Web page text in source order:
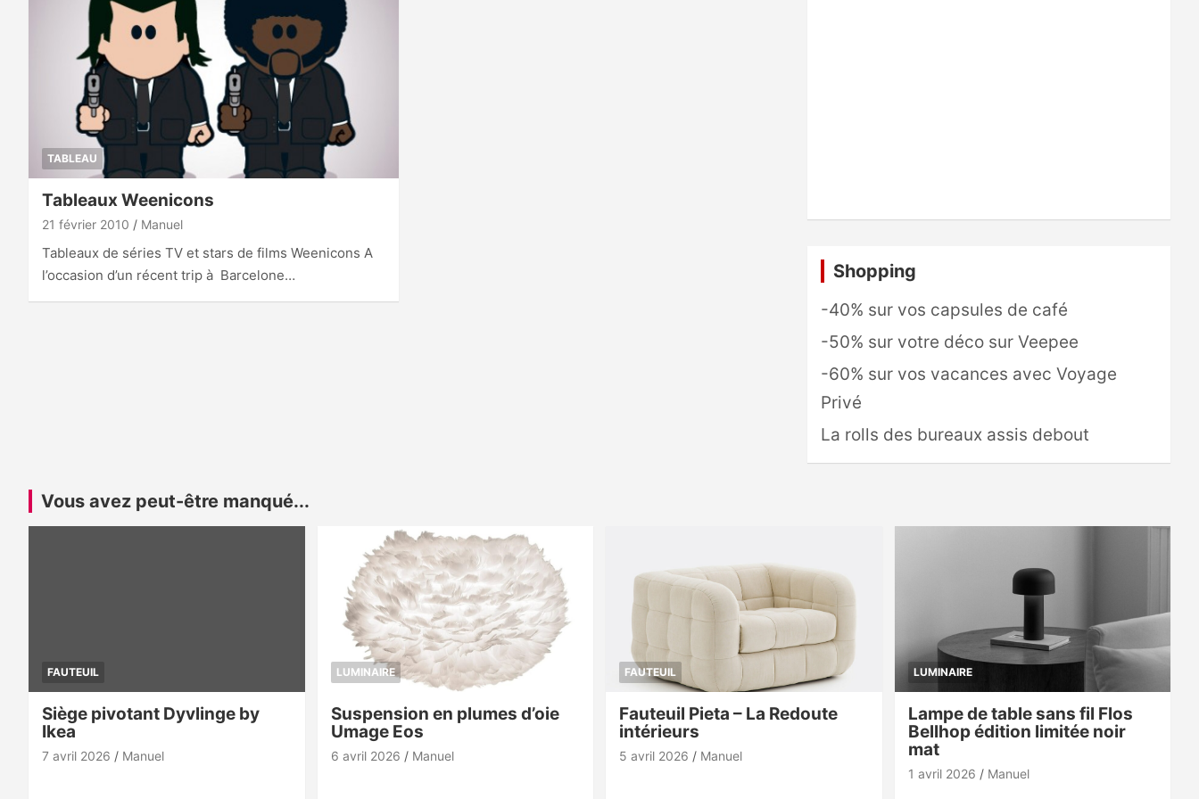
TABLEAU
Tableaux Weenicons
21 février 2010 Manuel
Tableaux de séries TV et stars de films Weenicons A
l’occasion d’un récent trip à Barcelone…
Shopping
-40% sur vos capsules de café
-50% sur votre déco sur Veepee
-60% sur vos vacances avec Voyage
Privé
La rolls des bureaux assis debout
Vous avez peut-être manqué...
FAUTEUIL
Siège pivotant Dyvlinge by
Ikea
7 avril 2026 Manuel
LUMINAIRE
Suspension en plumes d’oie
Umage Eos
6 avril 2026 Manuel
FAUTEUIL
Fauteuil Pieta – La Redoute
intérieurs
5 avril 2026 Manuel
LUMINAIRE
Lampe de table sans fil Flos
Bellhop édition limitée noir
mat
1 avril 2026 Manuel